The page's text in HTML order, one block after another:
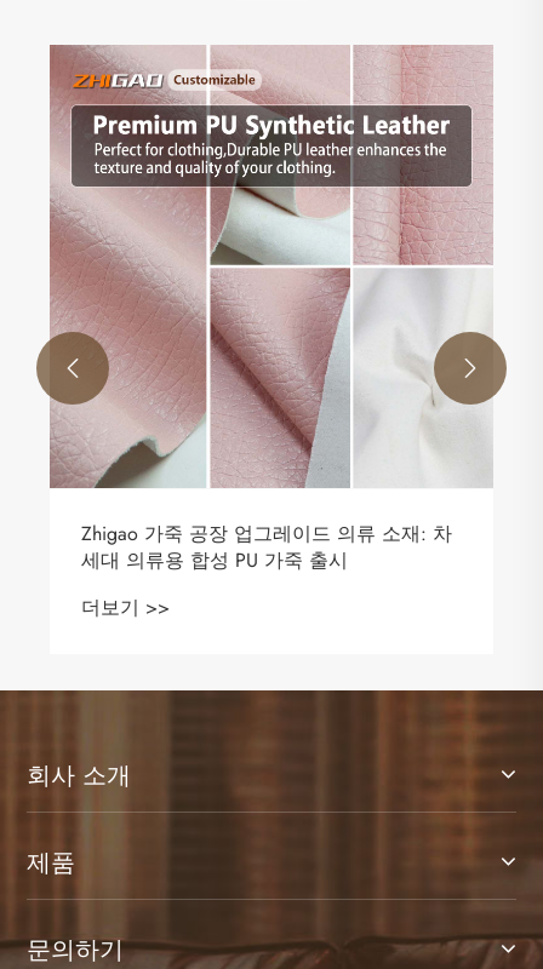
Zhigao 가죽 공장 업그레이드 의류 소재: 차
세대 의류용 합성 PU 가죽 출시
더보기 >>
 
회사 소개
제품
문의하기